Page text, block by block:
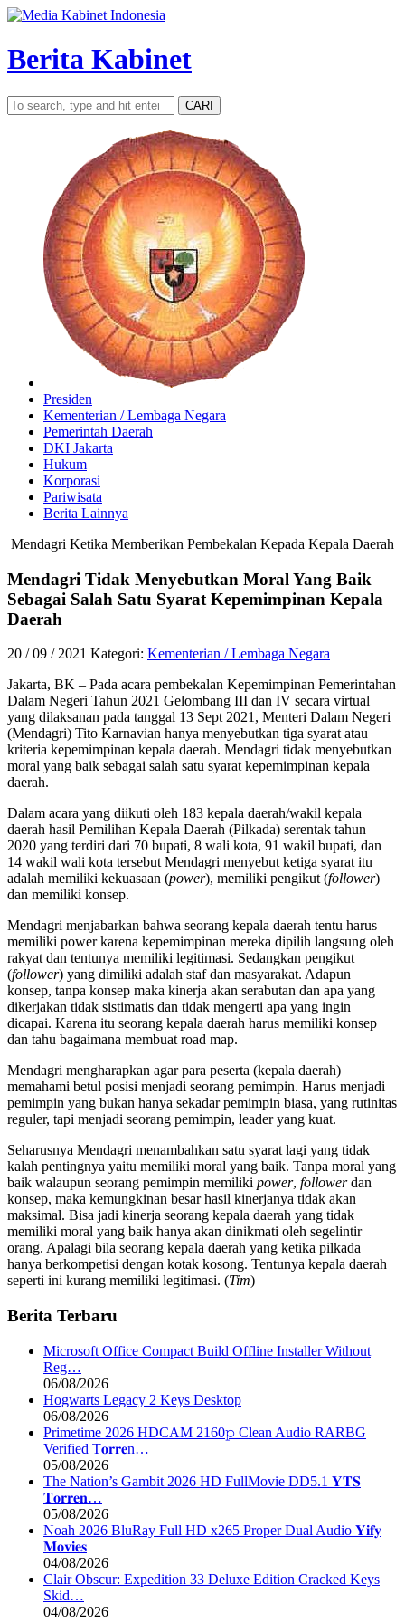
Berita Kabinet
CARI
Presiden
Kementerian / Lembaga Negara
Pemerintah Daerah
DKI Jakarta
Hukum
Korporasi
Pariwisata
Berita Lainnya
Mendagri Ketika Memberikan Pembekalan Kepada Kepala Daerah
Mendagri Tidak Menyebutkan Moral Yang Baik
Sebagai Salah Satu Syarat Kepemimpinan Kepala
Daerah
20 / 09 / 2021 Kategori: Kementerian / Lembaga Negara
Jakarta, BK – Pada acara pembekalan Kepemimpinan Pemerintahan
Dalam Negeri Tahun 2021 Gelombang III dan IV secara virtual
yang dilaksanan pada tanggal 13 Sept 2021, Menteri Dalam Negeri
(Mendagri) Tito Karnavian hanya menyebutkan tiga syarat atau
kriteria kepemimpinan kepala daerah. Mendagri tidak menyebutkan
moral yang baik sebagai salah satu syarat kepemimpinan kepala
daerah.
Dalam acara yang diikuti oleh 183 kepala daerah/wakil kepala
daerah hasil Pemilihan Kepala Daerah (Pilkada) serentak tahun
2020 yang terdiri dari 70 bupati, 8 wali kota, 91 wakil bupati, dan
14 wakil wali kota tersebut Mendagri menyebut ketiga syarat itu
adalah memiliki kekuasaan (power), memiliki pengikut (follower)
dan memiliki konsep.
Mendagri menjabarkan bahwa seorang kepala daerah tentu harus
memiliki power karena kepemimpinan mereka dipilih langsung oleh
rakyat dan tentunya memiliki legitimasi. Sedangkan pengikut
(follower) yang dimiliki adalah staf dan masyarakat. Adapun
konsep, tanpa konsep maka kinerja akan serabutan dan apa yang
dikerjakan tidak sistimatis dan tidak mengerti apa yang ingin
dicapai. Karena itu seorang kepala daerah harus memiliki konsep
dan tahu bagaimana membuat road map.
Mendagri mengharapkan agar para peserta (kepala daerah)
memahami betul posisi menjadi seorang pemimpin. Harus menjadi
pemimpin yang bukan hanya sekadar pemimpin biasa, yang rutinitas
reguler, tapi menjadi seorang pemimpin, leader yang kuat.
Seharusnya Mendagri menambahkan satu syarat lagi yang tidak
kalah pentingnya yaitu memiliki moral yang baik. Tanpa moral yang
baik walaupun seorang pemimpin memiliki power, followerdan
konsep, maka kemungkinan besar hasil kinerjanya tidak akan
maksimal. Bisa jadi kinerja seorang kepala daerah yang tidak
memiliki moral yang baik hanya akan dinikmati oleh segelintir
orang. Apalagi bila seorang kepala daerah yang ketika pilkada
hanya berkompetisi dengan kotak kosong. Tentunya kepala daerah
seperti ini kurang memiliki legitimasi. (Tim)
Berita Terbaru
Microsoft Office Compact Build Offline Installer Without
Reg…
06/08/2026
Hogwarts Legacy 2 Keys Desktop
06/08/2026
Primetime 2026 HDCAM 2160𝚙 Clean Audio RARBG
Verified T𝐨𝐫𝐫𝐞n…
05/08/2026
The Nation’s Gambit 2026 HD FullMovie DD5.1 𝐘𝐓𝐒
𝐓𝐨𝐫𝐫𝐞𝐧…
05/08/2026
Noah 2026 BluRay Full HD x265 Proper Dual Audio 𝐘𝐢𝐟𝐲
𝐌𝐨𝐯𝐢𝐞𝐬
04/08/2026
Clair Obscur: Expedition 33 Deluxe Edition Cracked Keys
Skid…
04/08/2026